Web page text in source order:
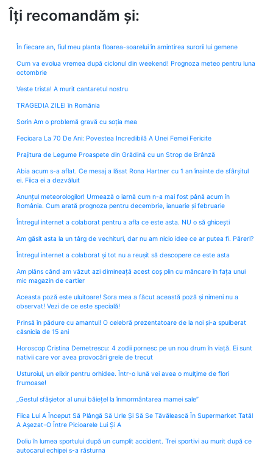
Îți recomandăm și:
În fiecare an, fiul meu planta floarea-soarelui în amintirea surorii lui gemene
Cum va evolua vremea după ciclonul din weekend! Prognoza meteo pentru luna
octombrie
Veste trista! A murit cantaretul nostru
TRAGEDIA ZILEI în România
Sorin Am o problemă gravă cu soția mea
Fecioara La 70 De Ani: Povestea Incredibilă A Unei Femei Fericite
Prajitura de Legume Proaspete din Grădină cu un Strop de Brânză
Abia acum s-a aflat. Ce mesaj a lăsat Rona Hartner cu 1 an înainte de sfârșitul
ei. Fiica ei a dezvăluit
Anunțul meteorologilor! Urmează o iarnă cum n-a mai fost până acum în
România. Cum arată prognoza pentru decembrie, ianuarie și februarie
Întregul internet a colaborat pentru a afla ce este asta. NU o să ghicești
Am găsit asta la un târg de vechituri, dar nu am nicio idee ce ar putea fi. Păreri?
Întregul internet a colaborat și tot nu a reușit să descopere ce este asta
Am plâns când am văzut azi dimineață acest coș plin cu mâncare în fața unui
mic magazin de cartier
Aceasta poză este uluitoare! Sora mea a făcut această poză și nimeni nu a
observat! Vezi de ce este specială!
Prinsă în pădure cu amantul! O celebră prezentatoare de la noi și-a spulberat
căsnicia de 15 ani
Horoscop Cristina Demetrescu: 4 zodii pornesc pe un nou drum în viață. Ei sunt
nativii care vor avea provocări grele de trecut
Usturoiul, un elixir pentru orhidee. Într-o lună vei avea o mulţime de flori
frumoase!
„Gestul sfâșietor al unui băiețel la înmormântarea mamei sale”
Fiica Lui A Început Să Plângă Să Urle Și Să Se Tăvălească În Supermarket Tatăl
A Așezat-O Între Picioarele Lui Și A
Doliu în lumea sportului după un cumplit accident. Trei sportivi au murit după ce
autocarul echipei s-a răsturna